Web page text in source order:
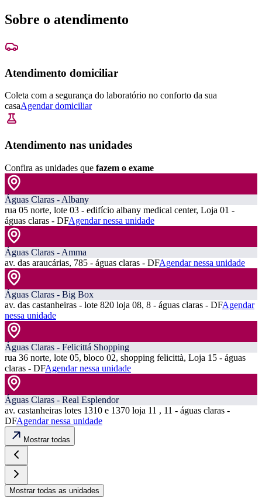
Sobre o atendimento
Atendimento domiciliar
Coleta com a segurança do laboratório no conforto da sua
casaAgendar domiciliar
Atendimento nas unidades
Confira as unidades que fazem o exame
Águas Claras - Albany
rua 05 norte, lote 03 - edifício albany medical center, Loja 01 -
águas claras - DFAgendar nessa unidade
Águas Claras - Amma
av. das araucárias, 785 - águas claras - DFAgendar nessa unidade
Águas Claras - Big Box
av. das castanheiras - lote 820 loja 08, 8 - águas claras - DFAgendar
nessa unidade
Águas Claras - Felicittá Shopping
rua 36 norte, lote 05, bloco 02, shopping felicittà, Loja 15 - águas
claras - DFAgendar nessa unidade
Águas Claras - Real Esplendor
av. castanheiras lotes 1310 e 1370 loja 11 , 11 - águas claras -
DFAgendar nessa unidade
Mostrar todas
Mostrar todas as unidades